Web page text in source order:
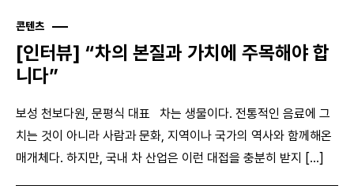
콘텐츠
[인터뷰] “차의 본질과 가치에 주목해야 합
니다”
보성 천보다원, 문평식 대표 차는 생물이다. 전통적인 음료에 그
치는 것이 아니라 사람과 문화, 지역이나 국가의 역사와 함께해온
매개체다. 하지만, 국내 차 산업은 이런 대접을 충분히 받지 [...]